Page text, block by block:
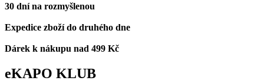
30 dní na rozmyšlenou
Expedice zboží do druhého dne
Dárek k nákupu nad 499 Kč
eKAPO KLUB